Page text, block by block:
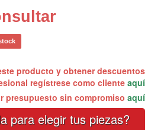
producto y obtener descuentos
regístrese como cliente aquí
presupuesto sin compromiso aquí
para elegir tus piezas?